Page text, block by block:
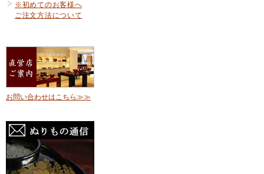
※初めてのお客様へ
ご注文方法について
お問い合わせはこちら≫≫